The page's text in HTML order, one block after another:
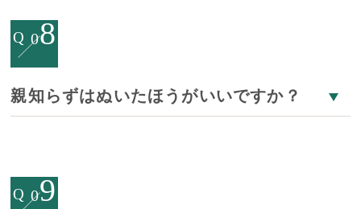
Q 08
親知らずはぬいたほうがいいですか？
Q 09